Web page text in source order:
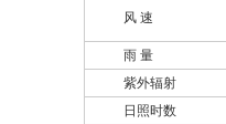
风 速
雨 量
紫外辐射
日照时数